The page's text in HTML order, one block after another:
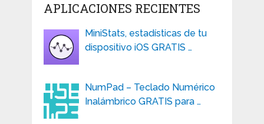
APLICACIONES RECIENTES
MiniStats, estadísticas de tu
dispositivo iOS GRATIS …
NumPad – Teclado Numérico
Inalámbrico GRATIS para …